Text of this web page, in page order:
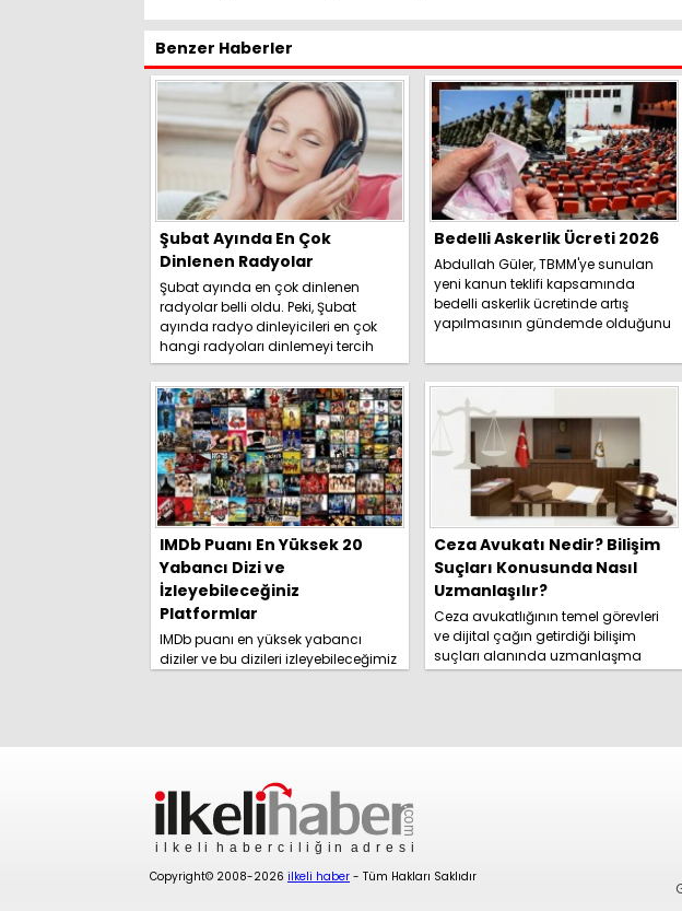
Benzer Haberler
Şubat Ayında En Çok
Dinlenen Radyolar
Şubat ayında en çok dinlenen
radyolar belli oldu. Peki, Şubat
ayında radyo dinleyicileri en çok
hangi radyoları dinlemeyi tercih
etti? İşte detaylar.....
Bedelli Askerlik Ücreti 2026
Abdullah Güler, TBMM'ye sunulan
yeni kanun teklifi kapsamında
bedelli askerlik ücretinde artış
yapılmasının gündemde olduğunu
IMDb Puanı En Yüksek 20
Yabancı Dizi ve
İzleyebileceğiniz
Platformlar
IMDb puanı en yüksek yabancı
diziler ve bu dizileri izleyebileceğimiz
Ceza Avukatı Nedir? Bilişim
Suçları Konusunda Nasıl
Uzmanlaşılır?
Ceza avukatlığının temel görevleri
ve dijital çağın getirdiği bilişim
suçları alanında uzmanlaşma
yolları hakkında kapsamlı
Copyright© 2008-2026 ilkeli haber - Tüm Hakları Saklıdır